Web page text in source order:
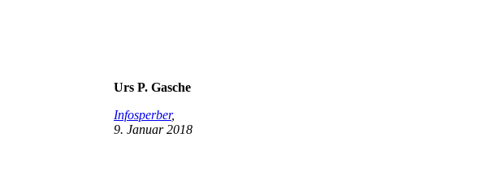
Urs P. Gasche
Infosperber,
9. Januar 2018